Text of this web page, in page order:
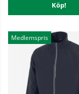
Köp!
Medlemspris